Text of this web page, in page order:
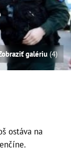
galériu (4)
ostáva na